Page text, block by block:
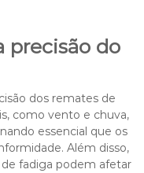
precisão do
dos remates de
como vento e chuva,
essencial que os
Além disso,
fadiga podem afetar